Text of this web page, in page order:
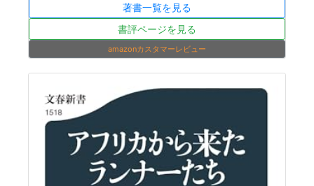
著書一覧を見る
書評ページを見る
amazonカスタマーレビュー